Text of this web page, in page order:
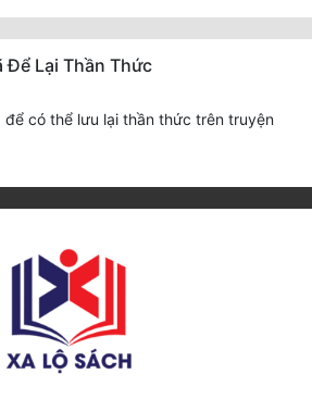
Để Lại Thần Thức
để có thể lưu lại thần thức trên truyện